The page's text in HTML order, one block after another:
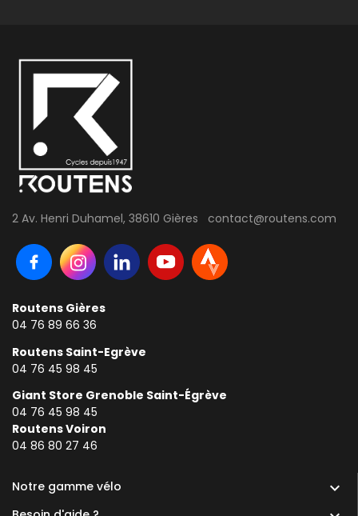
2 Av. Henri Duhamel, 38610 Gières contact@routens.com
Routens Gières
04 76 89 66 36
Routens Saint-Egrève
04 76 45 98 45
Giant Store Grenoble Saint-Égrève
04 76 45 98 45
Routens Voiron
04 86 80 27 46
Notre gamme vélo 